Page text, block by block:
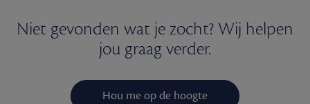
Niet gevonden wat je zocht? Wij helpen
jou graag verder.
Hou me op de hoogte